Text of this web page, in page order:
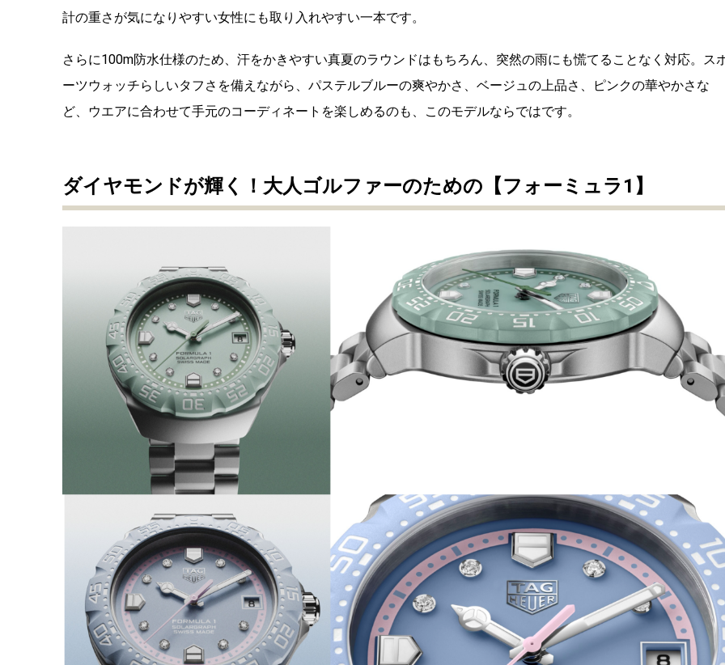
計の重さが気になりやすい女性にも取り入れやすい一本です。
さらに100m防水仕様のため、汗をかきやすい真夏のラウンドはもちろん、突然の雨にも慌てることなく対応。ス
ーツウォッチらしいタフさを備えながら、パステルブルーの爽やかさ、ベージュの上品さ、ピンクの華やかさな
ど、ウエアに合わせて手元のコーディネートを楽しめるのも、このモデルならではです。
ダイヤモンドが輝く！大人ゴルファーのための【フォーミュラ1】